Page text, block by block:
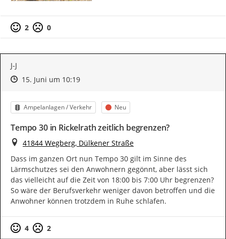
2 0
J-J
Zeitpunkt des Erstellens
Zeitpunkt des Erstellens
15. Juni um 10:19Zur Äußerung
Kategorie
Ampelanlagen / Verkehr Status
Neu
Tempo 30 in Rickelrath zeitlich begrenzen?
Ort
41844 Wegberg, Dülkener Straße
Dass im ganzen Ort nun Tempo 30 gilt im Sinne des
Lärmschutzes sei den Anwohnern gegönnt, aber lässt sich
das vielleicht auf die Zeit von 18:00 bis 7:00 Uhr begrenzen?
So wäre der Berufsverkehr weniger davon betroffen und die
Anwohner können trotzdem in Ruhe schlafen.
4 2